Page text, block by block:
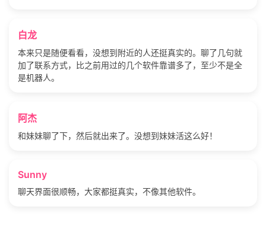
白龙
本来只是随便看看，没想到附近的人还挺真实的。聊了几句就
加了联系方式，比之前用过的几个软件靠谱多了，至少不是全
是机器人。
阿杰
和妹妹聊了下，然后就出来了。没想到妹妹活这么好！
Sunny
聊天界面很顺畅，大家都挺真实，不像其他软件。